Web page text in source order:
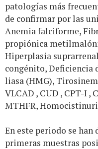
patologías más
de confirmar por las
Anemia falciforme,
propiónica
Hiperplasia
congénito,
liasa (HMG),
VLCAD , CUD , CPT-I
MTHFR,
En este periodo se han
primeras muestras